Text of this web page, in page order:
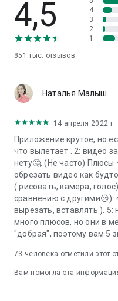
Most recording features
free to use. Yet you can
tools with Vidma Premium.
Are you a fan of Vidma?
Disclaimer:
* Vidma Video Recorder is
* Screen recording
* Users shall be solely
property infringement
* Vidma Video Recorder
users without permission.
locally on your device.
any third party.
4,5
851 тыс. отзывов
4
3
2
1
Наталья Малыш
14 апреля 2022 г.
Приложение крутое, но
что вылетает . 2: видео
нету🤔. (Не часто) Плюсы
обрезать видео как
( рисовать, камера,
сравнению с
вырезать, вставлять ). 5:
много плюсов, но они в
"добрая", поэтому вам 5
73 человека отметили этот
Вам помогла эта